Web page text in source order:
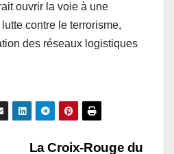
ouvrir la voie à une
contre le terrorisme,
des réseaux logistiques
La Croix-Rouge du